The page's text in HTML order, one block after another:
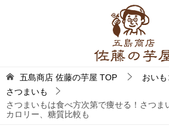
五島商店 佐藤の芋屋 TOP
おい
さつまいも
さつまいもは食べ方次第で痩せる！さつま
カロリー、糖質比較も